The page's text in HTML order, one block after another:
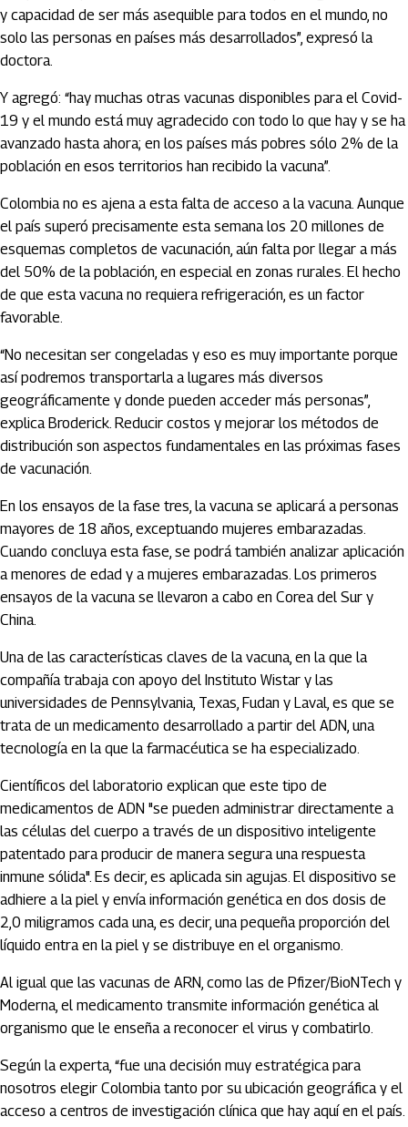
y capacidad de ser más asequible para todos en el mundo, no
solo las personas en países más desarrollados”, expresó la
doctora.
Y agregó: “hay muchas otras vacunas disponibles para el Covid-
19 y el mundo está muy agradecido con todo lo que hay y se ha
avanzado hasta ahora; en los países más pobres sólo 2% de la
población en esos territorios han recibido la vacuna”.
Colombia no es ajena a esta falta de acceso a la vacuna. Aunque
el país superó precisamente esta semana los 20 millones de
esquemas completos de vacunación, aún falta por llegar a más
del 50% de la población, en especial en zonas rurales. El hecho
de que esta vacuna no requiera refrigeración, es un factor
favorable.
“No necesitan ser congeladas y eso es muy importante porque
así podremos transportarla a lugares más diversos
geográficamente y donde pueden acceder más personas”,
explica Broderick. Reducir costos y mejorar los métodos de
distribución son aspectos fundamentales en las próximas fases
de vacunación.
En los ensayos de la fase tres, la vacuna se aplicará a personas
mayores de 18 años, exceptuando mujeres embarazadas.
Cuando concluya esta fase, se podrá también analizar aplicación
a menores de edad y a mujeres embarazadas. Los primeros
ensayos de la vacuna se llevaron a cabo en Corea del Sur y
China.
Una de las características claves de la vacuna, en la que la
compañía trabaja con apoyo del Instituto Wistar y las
universidades de Pennsylvania, Texas, Fudan y Laval, es que se
trata de un medicamento desarrollado a partir del ADN, una
tecnología en la que la farmacéutica se ha especializado.
Científicos del laboratorio explican que este tipo de
medicamentos de ADN "se pueden administrar directamente a
las células del cuerpo a través de un dispositivo inteligente
patentado para producir de manera segura una respuesta
inmune sólida". Es decir, es aplicada sin agujas. El dispositivo se
adhiere a la piel y envía información genética en dos dosis de
2,0 miligramos cada una, es decir, una pequeña proporción del
líquido entra en la piel y se distribuye en el organismo.
Al igual que las vacunas de ARN, como las de Pfizer/BioNTech y
Moderna, el medicamento transmite información genética al
organismo que le enseña a reconocer el virus y combatirlo.
Según la experta, “fue una decisión muy estratégica para
nosotros elegir Colombia tanto por su ubicación geográfica y el
acceso a centros de investigación clínica que hay aquí en el país.